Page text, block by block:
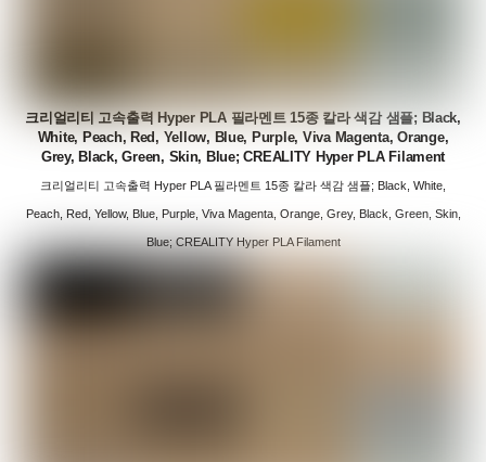
크리얼리티 고속출력 Hyper PLA 필라멘트 15종 칼라 색감 샘플; Black,
White, Peach, Red, Yellow, Blue, Purple, Viva Magenta, Orange,
Grey, Black, Green, Skin, Blue; CREALITY Hyper PLA Filament
크리얼리티 고속출력 Hyper PLA 필라멘트 15종 칼라 색감 샘플; Black, White,
Peach, Red, Yellow, Blue, Purple, Viva Magenta, Orange, Grey, Black, Green, Skin,
Blue; CREALITY Hyper PLA Filament